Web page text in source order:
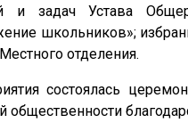
и задач Устава
школьников»;
отделения.
состоялась
общественности